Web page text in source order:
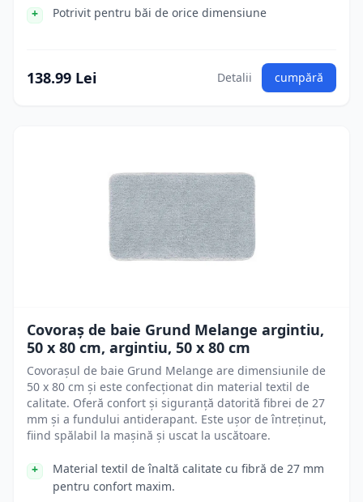
Potrivit pentru băi de orice dimensiune
138.99 Lei Detalii cumpără
Covoraș de baie Grund Melange argintiu,
50 x 80 cm, argintiu, 50 x 80 cm
Covorașul de baie Grund Melange are dimensiunile de
50 x 80 cm și este confecționat din material textil de
calitate. Oferă confort și siguranță datorită fibrei de 27
mm și a fundului antiderapant. Este ușor de întreținut,
fiind spălabil la mașină și uscat la uscătoare.
Material textil de înaltă calitate cu fibră de 27 mm
pentru confort maxim.